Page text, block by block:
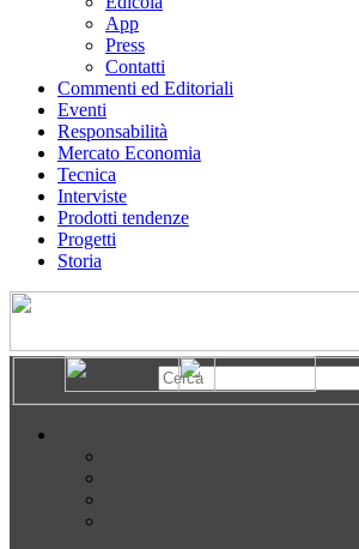
App
Press
Contatti
Commenti ed Editoriali
Eventi
Responsabilità
Mercato Economia
Tecnica
Interviste
Prodotti tendenze
Progetti
Storia